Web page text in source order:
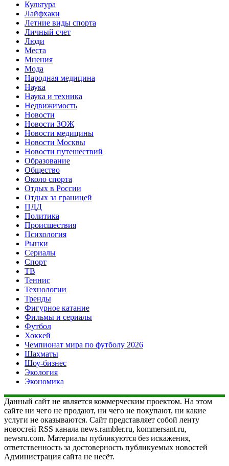
Культура
Лайфхаки
Летние виды спорта
Личный счет
Люди
Места
Мнения
Мода
Народная медицина
Наука
Наука и техника
Недвижимость
Новости
Новости ЗОЖ
Новости медицины
Новости Москвы
Новости путешествий
Образование
Общество
Около спорта
Отдых в России
Отдых за границей
ПДД
Политика
Происшествия
Психология
Рынки
Сериалы
Спорт
ТВ
Теннис
Технологии
Тренды
Фигурное катание
Фильмы и сериалы
Футбол
Хоккей
Чемпионат мира по футболу 2026
Шахматы
Шоу-бизнес
Экология
Экономика
Данный сайт не является коммерческим проектом. На этом
сайте ни чего не продают, ни чего не покупают, ни какие
услуги не оказываются. Сайт представляет собой ленту
новостей RSS канала news.rambler.ru, kommersant.ru,
newsru.com. Материалы публикуются без искажения,
ответственность за достоверность публикуемых новостей
Администрация сайта не несёт.